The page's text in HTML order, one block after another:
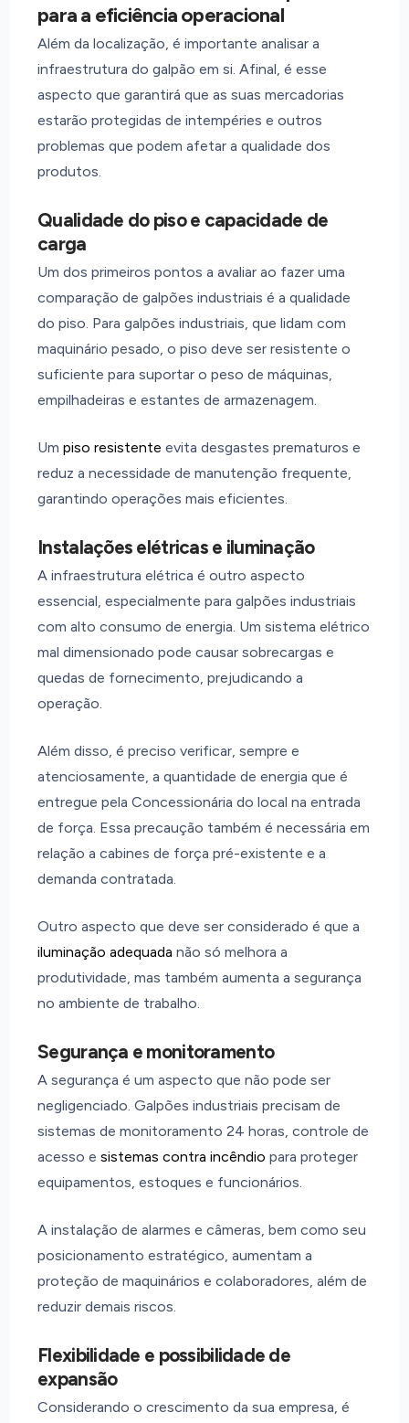
para a eficiência operacional
Além da localização, é importante analisar a
infraestrutura do galpão em si. Afinal, é esse
aspecto que garantirá que as suas mercadorias
estarão protegidas de intempéries e outros
problemas que podem afetar a qualidade dos
produtos.
Qualidade do piso e capacidade de
carga
Um dos primeiros pontos a avaliar ao fazer uma
comparação de galpões industriais é a qualidade
do piso. Para galpões industriais, que lidam com
maquinário pesado, o piso deve ser resistente o
suficiente para suportar o peso de máquinas,
empilhadeiras e estantes de armazenagem.
Umpiso resistente evita desgastes prematuros e
reduz a necessidade de manutenção frequente,
garantindo operações mais eficientes.
Instalações elétricas e iluminação
A infraestrutura elétrica é outro aspecto
essencial, especialmente para galpões industriais
com alto consumo de energia. Um sistema elétrico
mal dimensionado pode causar sobrecargas e
quedas de fornecimento, prejudicando a
operação.
Além disso, é preciso verificar, sempre e
atenciosamente, a quantidade de energia que é
entregue pela Concessionária do local na entrada
de força. Essa precaução também é necessária em
relação a cabines de força pré-existente e a
demanda contratada.
Outro aspecto que deve ser considerado é que a
iluminação adequada não só melhora a
produtividade, mas também aumenta a segurança
no ambiente de trabalho.
Segurança e monitoramento
A segurança é um aspecto que não pode ser
negligenciado. Galpões industriais precisam de
sistemas de monitoramento 24 horas, controle de
acesso esistemas contra incêndio para proteger
equipamentos, estoques e funcionários.
A instalação de alarmes e câmeras, bem como seu
posicionamento estratégico, aumentam a
proteção de maquinários e colaboradores, além de
reduzir demais riscos.
Flexibilidade e possibilidade de
expansão
Considerando o crescimento da sua empresa, é